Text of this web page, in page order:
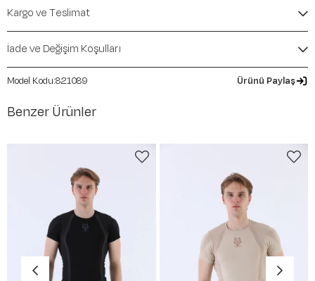
Kargo ve Teslimat
İade ve Değişim Koşulları
821089 Ürünü Paylaş
Benzer Ürünler